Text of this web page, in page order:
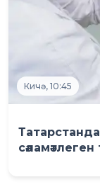
Кичә, 10:45